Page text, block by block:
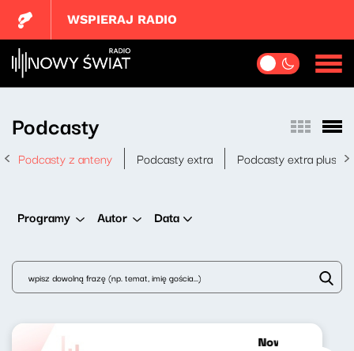
WSPIERAJ RADIO
Podcasty
Podcasty z anteny Podcasty extra Podcasty extra plus
Programy Autor Data
Nowy Świat po